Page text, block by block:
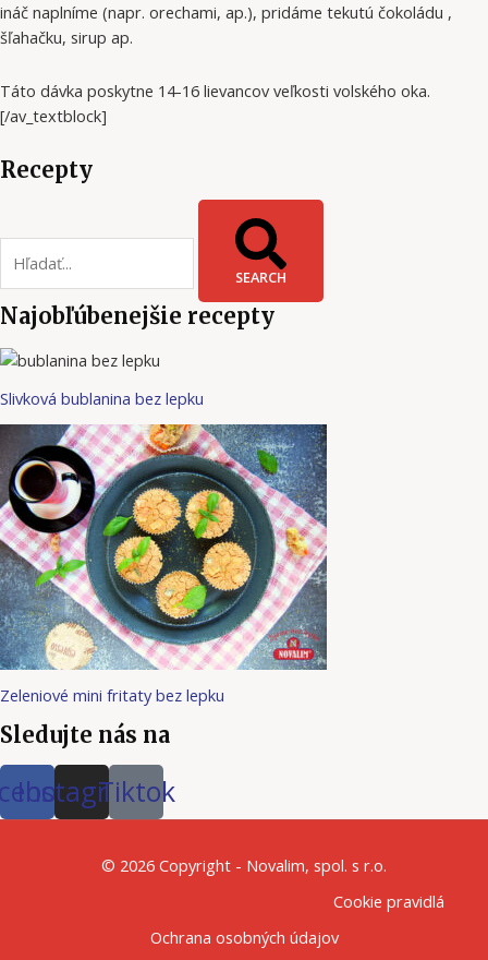
ináč naplníme (napr. orechami, ap.), pridáme tekutú čokoládu ,
šľahačku, sirup ap.
Táto dávka poskytne 14-16 lievancov veľkosti volského oka.
[/av_textblock]
Recepty
SEARCH
Najobľúbenejšie recepty
Slivková bublanina bez lepku
Zeleniové mini fritaty bez lepku
Sledujte nás na
Instagram
Tiktok
© 2026 Copyright - Novalim, spol. s r.o.
Cookie pravidlá
Ochrana osobných údajov